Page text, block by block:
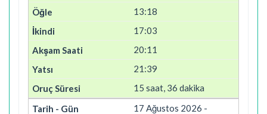
13:18
17:03
20:11
21:39
15 saat, 36 dakika
17 Ağustos 2026 -